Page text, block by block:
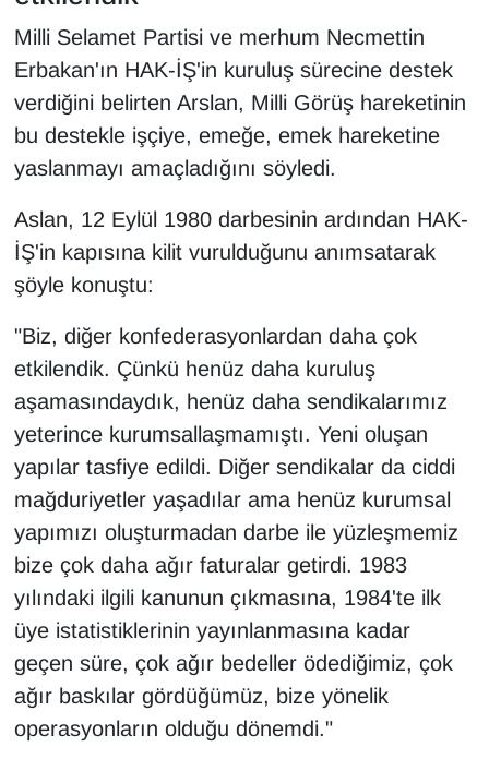
Milli Selamet Partisi ve merhum Necmettin
Erbakan'ın HAK-İŞ'in kuruluş sürecine destek
verdiğini belirten Arslan, Milli Görüş hareketinin
bu destekle işçiye, emeğe, emek hareketine
yaslanmayı amaçladığını söyledi.
Aslan, 12 Eylül 1980 darbesinin ardından HAK-
İŞ'in kapısına kilit vurulduğunu anımsatarak
şöyle konuştu:
"Biz, diğer konfederasyonlardan daha çok
etkilendik. Çünkü henüz daha kuruluş
aşamasındaydık, henüz daha sendikalarımız
yeterince kurumsallaşmamıştı. Yeni oluşan
yapılar tasfiye edildi. Diğer sendikalar da ciddi
mağduriyetler yaşadılar ama henüz kurumsal
yapımızı oluşturmadan darbe ile yüzleşmemiz
bize çok daha ağır faturalar getirdi. 1983
yılındaki ilgili kanunun çıkmasına, 1984'te ilk
üye istatistiklerinin yayınlanmasına kadar
geçen süre, çok ağır bedeller ödediğimiz, çok
ağır baskılar gördüğümüz, bize yönelik
operasyonların olduğu dönemdi."